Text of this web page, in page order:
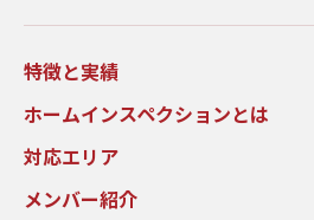
特徴と実績
ホームインスペクションとは
対応エリア
メンバー紹介